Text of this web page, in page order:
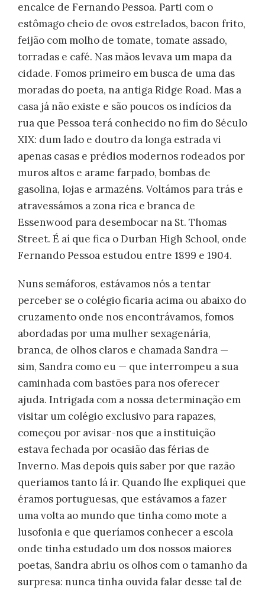
encalce de Fernando Pessoa. Parti com o
estômago cheio de ovos estrelados, bacon frito,
feijão com molho de tomate, tomate assado,
torradas e café. Nas mãos levava um mapa da
cidade. Fomos primeiro em busca de uma das
moradas do poeta, na antiga Ridge Road. Mas a
casa já não existe e são poucos os indícios da
rua que Pessoa terá conhecido no fim do Século
XIX: dum lado e doutro da longa estrada vi
apenas casas e prédios modernos rodeados por
muros altos e arame farpado, bombas de
gasolina, lojas e armazéns. Voltámos para trás e
atravessámos a zona rica e branca de
Essenwood para desembocar na St. Thomas
Street. É aí que fica o Durban High School, onde
Fernando Pessoa estudou entre 1899 e 1904.
Nuns semáforos, estávamos nós a tentar
perceber se o colégio ficaria acima ou abaixo do
cruzamento onde nos encontrávamos, fomos
abordadas por uma mulher sexagenária,
branca, de olhos claros e chamada Sandra —
sim, Sandra como eu — que interrompeu a sua
caminhada com bastões para nos oferecer
ajuda. Intrigada com a nossa determinação em
visitar um colégio exclusivo para rapazes,
começou por avisar-nos que a instituição
estava fechada por ocasião das férias de
Inverno. Mas depois quis saber por que razão
queríamos tanto lá ir. Quando lhe expliquei que
éramos portuguesas, que estávamos a fazer
uma volta ao mundo que tinha como mote a
lusofonia e que queríamos conhecer a escola
onde tinha estudado um dos nossos maiores
poetas, Sandra abriu os olhos com o tamanho da
surpresa: nunca tinha ouvida falar desse tal de